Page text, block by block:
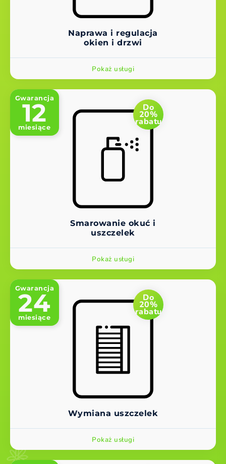
Naprawa i regulacja
okien i drzwi
Pokaż usługi
Gwarancja
12
miesiące
Do
20%
rabatu
Smarowanie okuć i
uszczelek
Pokaż usługi
Gwarancja
24
miesiące
Do
20%
rabatu
Wymiana uszczelek
Pokaż usługi